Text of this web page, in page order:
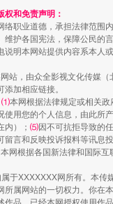
一批国
权和免责声明：
职业道德，承担法律范
护各国宪法，保障公民
明本网站提供内容系本
站，由众全影视文化传媒
加相应链接。
⑴本网根据法律规定或相关政
用您的个人信息，由此所
内）； ⑸因不可抗拒导致的
言和反映投诉报料等讯
网根据各国新法律和国际互
于XXXXXXX网所有。本
属网站的一切权力。你